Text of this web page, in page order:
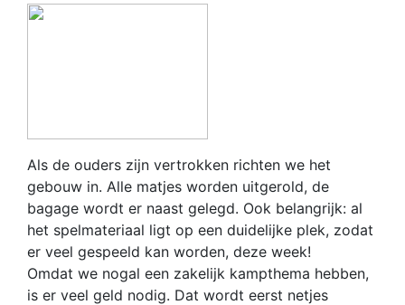
Als de ouders zijn vertrokken richten we het
gebouw in. Alle matjes worden uitgerold, de
bagage wordt er naast gelegd. Ook belangrijk: al
het spelmateriaal ligt op een duidelijke plek, zodat
er veel gespeeld kan worden, deze week!
Omdat we nogal een zakelijk kampthema hebben,
is er veel geld nodig. Dat wordt eerst netjes